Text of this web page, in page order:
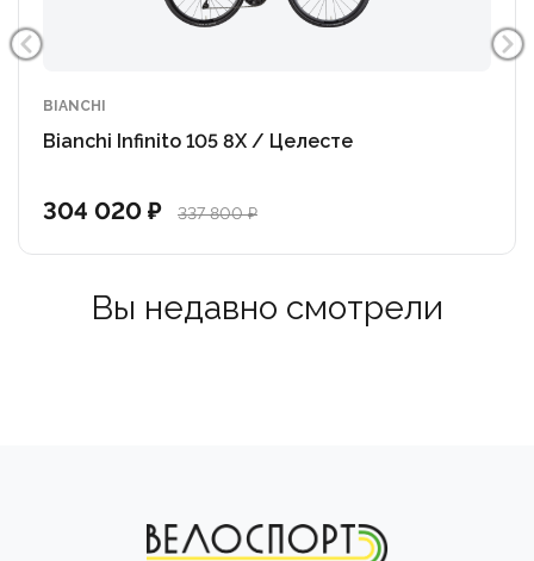
Каретка PressFit 86.4x41mm BB
Тормоза Shimano 105 (BR-R7170)
Тормозные диски Shimano RT-MT70 | Centerlock
Колёса Fulcrum Racing 818, 30mm rim profile
Вес 8,9 кг
BIANCHI
Bianchi Infinito 105 8X / Целесте
304 020 ₽ 337 800 ₽
Вы недавно смотрели